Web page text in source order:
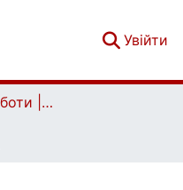
Увійти
Кваліфікаційні роботи | Qualifying works